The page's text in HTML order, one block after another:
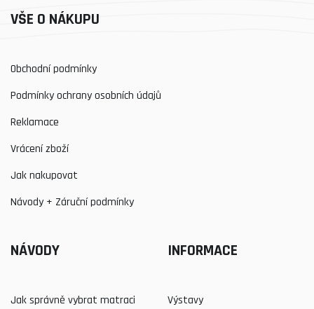
VŠE O NÁKUPU
Obchodní podmínky
Podmínky ochrany osobních údajů
Reklamace
Vrácení zboží
Jak nakupovat
Návody + Záruční podmínky
NÁVODY
Jak správně vybrat matraci
INFORMACE
Výstavy